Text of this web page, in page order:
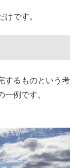
です。
するものという考
例です。